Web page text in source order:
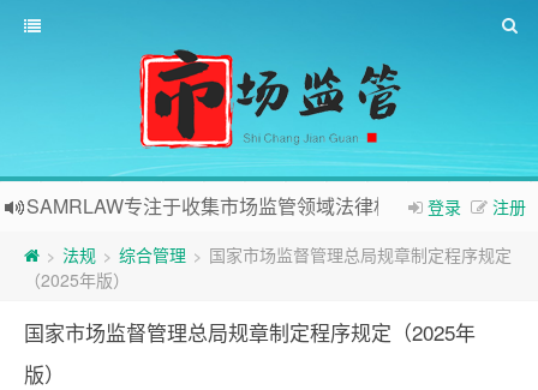
登录 注册
SAMRLAW专注于收集市场监管领域法律相关内容
> 法规 > 综合管理 > 国家市场监督管理总局规章制定程序规定
（2025年版）
国家市场监督管理总局规章制定程序规定（2025年
版）